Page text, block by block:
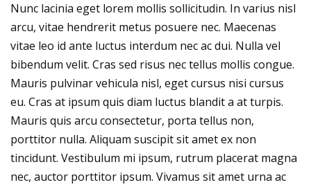
Nunc lacinia eget lorem mollis sollicitudin. In varius nisl
arcu, vitae hendrerit metus posuere nec. Maecenas
vitae leo id ante luctus interdum nec ac dui. Nulla vel
bibendum velit. Cras sed risus nec tellus mollis congue.
Mauris pulvinar vehicula nisl, eget cursus nisi cursus
eu. Cras at ipsum quis diam luctus blandit a at turpis.
Mauris quis arcu consectetur, porta tellus non,
porttitor nulla. Aliquam suscipit sit amet ex non
tincidunt. Vestibulum mi ipsum, rutrum placerat magna
nec, auctor porttitor ipsum. Vivamus sit amet urna ac